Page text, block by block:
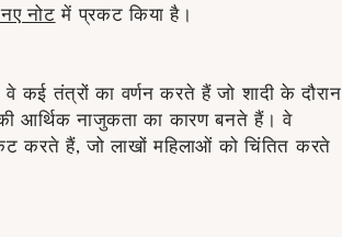
नोट में प्रकट किया है।
कई तंत्रों का वर्णन करते हैं जो शादी के दौरान
आर्थिक नाजुकता का कारण बनते हैं। वे
हैं, जो लाखों महिलाओं को चिंतित करते